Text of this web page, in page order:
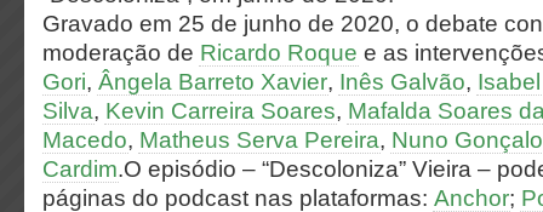
Gravado em 25 de junho de 2020, o debate
moderação de Ricardo Roque e as
Gori, Ângela Barreto Xavier, Inês Galvão,
Silva, Kevin Carreira Soares, Mafalda Soares
Macedo, Matheus Serva Pereira, Nuno
Cardim.O episódio – “Descoloniza” Vieira –
páginas do podcast nas plataformas: Anchor;